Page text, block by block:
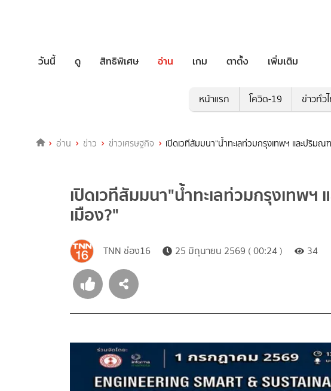
วันนี้ ดู สิทธิพิเศษ อ่าน เกม ตาตั้ง เพิ่มเติม
หน้าแรก โควิด-19 ข่าวทั่ว
อ่าน ข่าว ข่าวเศรษฐกิจ เปิดเวทีสัมมนา"น้ำทะเลท่วมกรุงเทพฯ และปริมณ
เปิดเวทีสัมมนา"น้ำทะเลท่วมกรุงเทพ
เมือง?"
TNN ช่อง16 25 มิถุนายน 2569 ( 00:24 ) 34